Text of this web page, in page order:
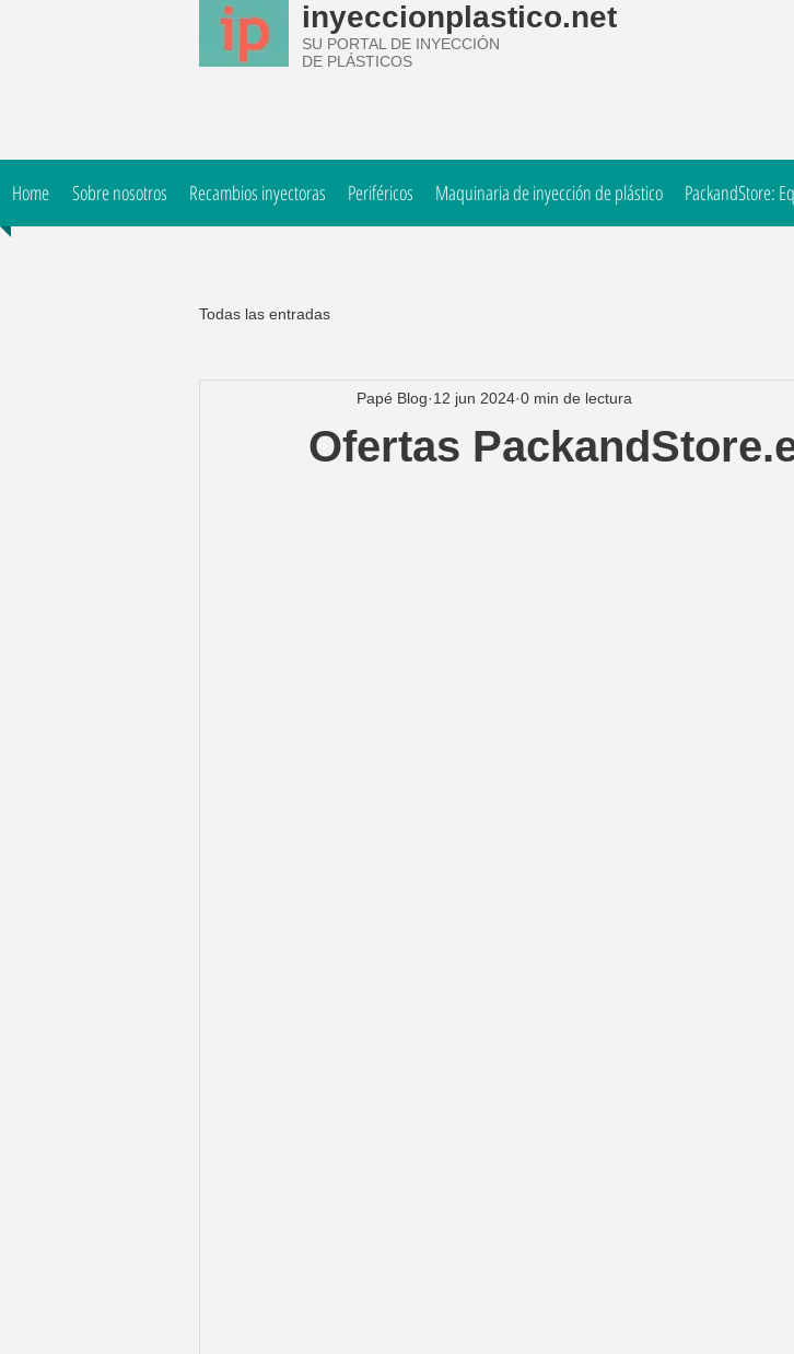
inyeccionplastico.net
SU PORTAL DE INYECCIÓN
DE PLÁSTICOS
Home Sobre nosotros Recambios inyectoras Periféricos Maquinaria de inyección de plástico PackandStore:
Todas las entradas
Ofertas
Papé Blog 12 jun 2024 0 min de lectura